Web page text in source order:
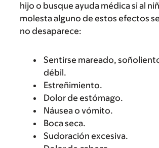
hijo o busque ayuda médica si al
molesta alguno de estos efectos
no desaparece:
Sentirse mareado,
débil.
Estreñimiento.
Dolor de estómago.
Náusea o vómito.
Boca seca.
Sudoración excesiva.